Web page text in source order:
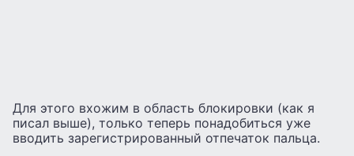
Для этого вхожим в область блокировки (как я
писал выше), только теперь понадобиться уже
вводить зарегистрированный отпечаток пальца.